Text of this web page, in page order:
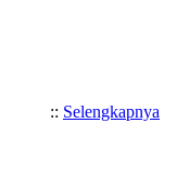
:: Selengkapnya